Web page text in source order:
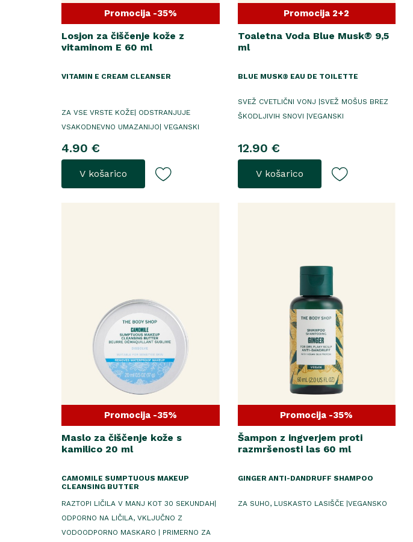
Promocija -35%
Losjon za čiščenje kože z
vitaminom E 60 ml
VITAMIN E CREAM CLEANSER
ZA VSE VRSTE KOŽE| ODSTRANJUJE
VSAKODNEVNO UMAZANIJO| VEGANSKI
4.90 €
V košarico
Promocija 2+2
Toaletna Voda Blue Musk® 9,5
ml
BLUE MUSK® EAU DE TOILETTE
SVEŽ CVETLIČNI VONJ |SVEŽ MOŠUS BREZ
ŠKODLJIVIH SNOVI |VEGANSKI
12.90 €
V košarico
Promocija -35%
Maslo za čiščenje kože s
kamilico 20 ml
CAMOMILE SUMPTUOUS MAKEUP
CLEANSING BUTTER
RAZTOPI LIČILA V MANJ KOT 30 SEKUNDAH|
ODPORNO NA LIČILA, VKLJUČNO Z
VODOODPORNO MASKARO | PRIMERNO ZA
Promocija -35%
Šampon z ingverjem proti
razmršenosti las 60 ml
GINGER ANTI-DANDRUFF SHAMPOO
ZA SUHO, LUSKASTO LASIŠČE |VEGANSKO